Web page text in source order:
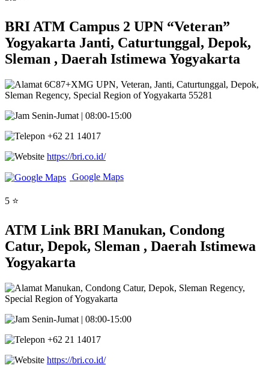
BRI ATM Campus 2 UPN “Veteran”
Yogyakarta Janti, Caturtunggal, Depok,
Sleman , Daerah Istimewa Yogyakarta
6C87+XMG UPN, Veteran, Janti, Caturtunggal, Depok,
Sleman Regency, Special Region of Yogyakarta 55281
Senin-Jumat | 08:00-15:00
+62 21 14017
https://bri.co.id/
Google Maps
5 ⭐
ATM Link BRI Manukan, Condong
Catur, Depok, Sleman , Daerah Istimewa
Yogyakarta
Manukan, Condong Catur, Depok, Sleman Regency,
Special Region of Yogyakarta
Senin-Jumat | 08:00-15:00
+62 21 14017
https://bri.co.id/